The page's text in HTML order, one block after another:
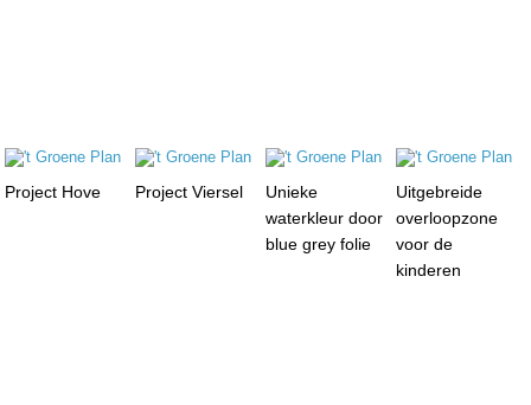
Project Hove Project Viersel
Unieke
waterkleur door
blue grey folie
Uitgebreide
overloopzone
voor de
kinderen